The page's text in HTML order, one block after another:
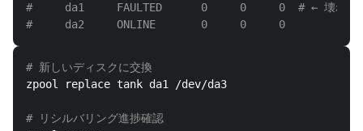
#     da1     FAULTED      0     0     0  # ← 壊れた
#     da2     ONLINE       0     0     0
# 新しいディスクに交換
zpool replace tank da1 /dev/da3
# リシルバリング進捗確認